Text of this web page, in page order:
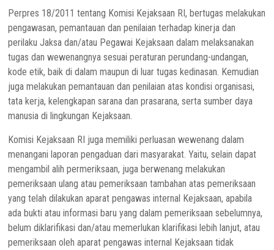
Perpres 18/2011 tentang Komisi Kejaksaan RI, bertugas melakukan
pengawasan, pemantauan dan penilaian terhadap kinerja dan
perilaku Jaksa dan/atau Pegawai Kejaksaan dalam melaksanakan
tugas dan wewenangnya sesuai peraturan perundang-undangan,
kode etik, baik di dalam maupun di luar tugas kedinasan. Kemudian
juga melakukan pemantauan dan penilaian atas kondisi organisasi,
tata kerja, kelengkapan sarana dan prasarana, serta sumber daya
manusia di lingkungan Kejaksaan.
Komisi Kejaksaan RI juga memiliki perluasan wewenang dalam
menangani laporan pengaduan dari masyarakat. Yaitu, selain dapat
mengambil alih permeriksaan, juga berwenang melakukan
pemeriksaan ulang atau pemeriksaan tambahan atas pemeriksaan
yang telah dilakukan aparat pengawas internal Kejaksaan, apabila
ada bukti atau informasi baru yang dalam pemeriksaan sebelumnya,
belum diklarifikasi dan/atau memerlukan klarifikasi lebih lanjut, atau
pemeriksaan oleh aparat pengawas internal Kejaksaan tidak